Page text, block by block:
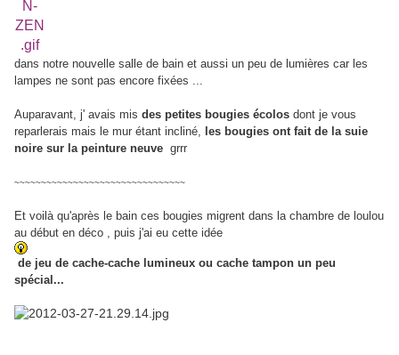
dans notre nouvelle salle de bain et aussi un peu de lumières car les
lampes ne sont pas encore fixées ...
Auparavant, j' avais mis des petites bougies écolos dont je vous
reparlerais mais le mur étant incliné, les bougies ont fait de la suie
noire sur la peinture neuve grrr
~~~~~~~~~~~~~~~~~~~~~~~~~~~~~~~~
Et voilà qu'après le bain ces bougies migrent dans la chambre de loulou
au début en déco , puis j'ai eu cette idée
de jeu de cache-cache lumineux ou cache tampon un peu
spécial...